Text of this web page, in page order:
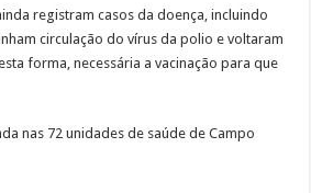
registram casos da doença, incluindo
circulação do vírus da polio e voltaram
forma, necessária a vacinação para que
nas 72 unidades de saúde de Campo